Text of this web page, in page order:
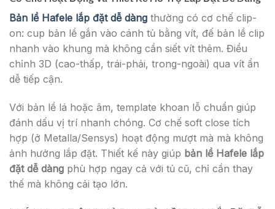
Bản lề Hafele lắp đặt dễ dàng thường có cơ chế clip-
on: cup bản lề gắn vào cánh tủ bằng vít, đế bản lề clip
nhanh vào khung mà không cần siết vít thêm. Điều
chỉnh 3D (cao-thấp, trái-phải, trong-ngoài) qua vít ẩn
dễ tiếp cận.
Với bản lề lá hoặc âm, template khoan lỗ chuẩn giúp
đánh dấu vị trí nhanh chóng. Cơ chế soft close tích
hợp (ở Metalla/Sensys) hoạt động mượt mà mà không
ảnh hưởng lắp đặt. Thiết kế này giúp bản lề Hafele lắp
đặt dễ dàng phù hợp ngay cả với tủ cũ, chỉ cần thay
thế mà không cải tạo lớn.